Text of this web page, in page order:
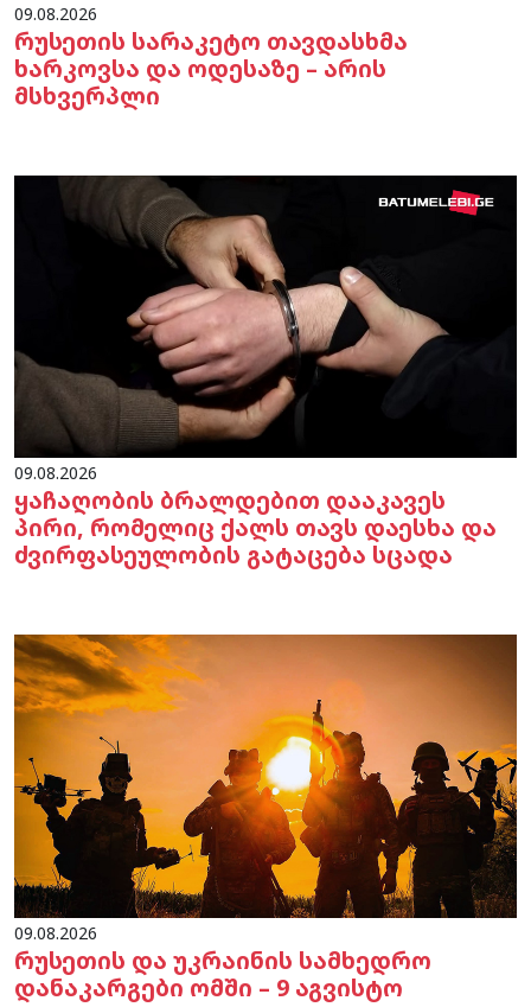
09.08.2026
რუსეთის სარაკეტო თავდასხმა
ხარკოვსა და ოდესაზე – არის
მსხვერპლი
09.08.2026
ყაჩაღობის ბრალდებით დააკავეს
პირი, რომელიც ქალს თავს დაესხა და
ძვირფასეულობის გატაცება სცადა
09.08.2026
რუსეთის და უკრაინის სამხედრო
დანაკარგები ომში – 9 აგვისტო